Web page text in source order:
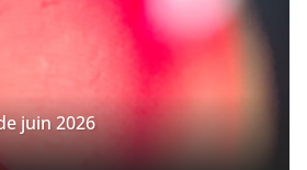
juin 2026